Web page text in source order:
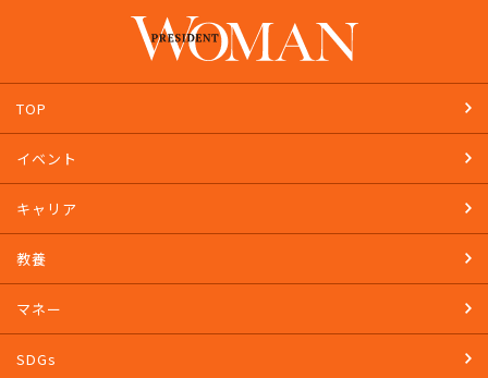
TOP
イベント
キャリア
教養
マネー
SDGs